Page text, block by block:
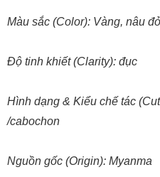
Màu sắc (Color): Vàng, nâu
Độ tinh khiết (Clarity): đục
Hình dạng & Kiểu chế tác
/cabochon
Nguồn gốc (Origin): Myanma